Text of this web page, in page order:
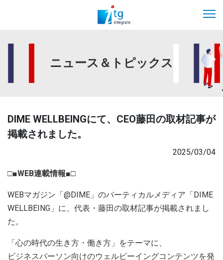
ニュース＆トピックス
DIME WELLBEINGにて、CEO藤田の取材記事が
掲載されました。
2025/03/04
□■WEB連載情報■□
WEBマガジン「@DIME」のバーティカルメディア「DIME
WELLBEING」に、代表・藤田の取材記事が掲載されまし
た。
「心の時代の生き方・働き方」をテーマに、
ビジネスパーソン向けのウェルビーイングコンテンツを発